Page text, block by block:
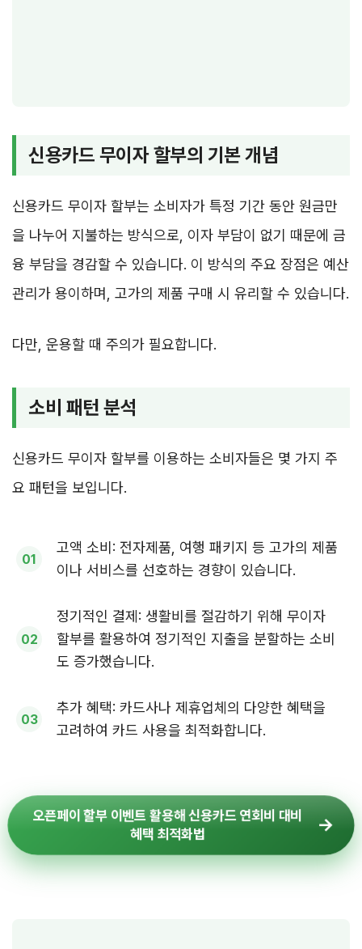
신용카드 무이자 할부의 기본 개념
신용카드 무이자 할부는 소비자가 특정 기간 동안 원금만
을 나누어 지불하는 방식으로, 이자 부담이 없기 때문에 금
융 부담을 경감할 수 있습니다. 이 방식의 주요 장점은 예산
관리가 용이하며, 고가의 제품 구매 시 유리할 수 있습니다.
다만, 운용할 때 주의가 필요합니다.
소비 패턴 분석
신용카드 무이자 할부를 이용하는 소비자들은 몇 가지 주
요 패턴을 보입니다.
고액 소비: 전자제품, 여행 패키지 등 고가의 제품
이나 서비스를 선호하는 경향이 있습니다.
정기적인 결제: 생활비를 절감하기 위해 무이자
할부를 활용하여 정기적인 지출을 분할하는 소비
도 증가했습니다.
추가 혜택: 카드사나 제휴업체의 다양한 혜택을
고려하여 카드 사용을 최적화합니다.
오픈페이 할부 이벤트 활용해 신용카드 연회비 대비
혜택 최적화법